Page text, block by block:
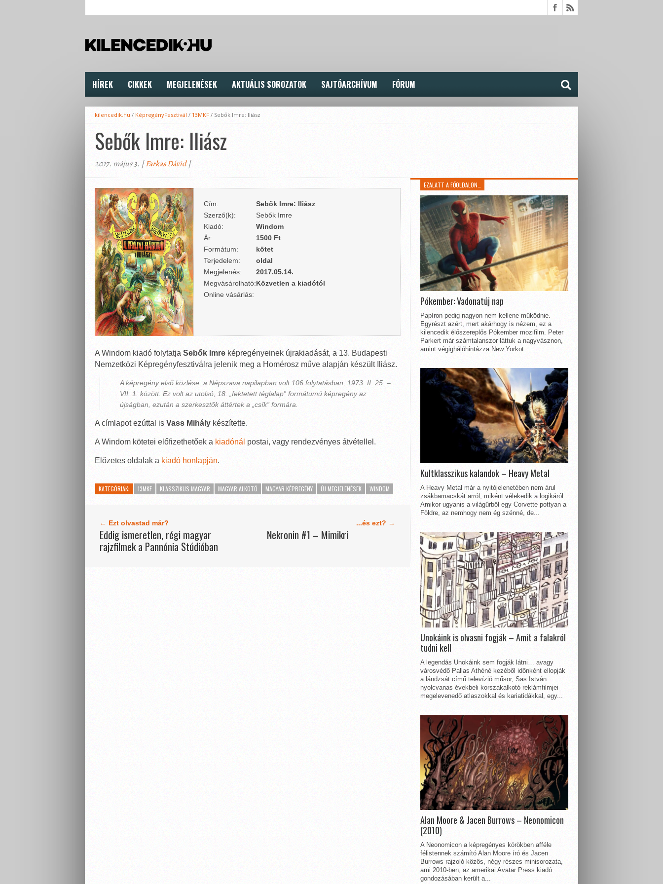
HÍREK CIKKEK MEGJELENÉSEK AKTUÁLIS SOROZATOK SAJTÓARCHÍVUM FÓRUM
kilencedik.hu / KépregényFesztivál / 13MKF / Sebők Imre: Iliász
Sebők Imre: Iliász
2017. május 3. |Farkas Dávid|
Cím:
Sebők Imre: Iliász
Szerző(k):
Sebők Imre
Kiadó:
Windom
Ár:
1500 Ft
Formátum:
kötet
Terjedelem:
oldal
Megjelenés:
2017.05.14.
Megvásárolható:Közvetlen a kiadótól
Online vásárlás:
A Windom kiadó folytatja Sebők Imreképregényeinek újrakiadását, a 13. Budapesti
Nemzetközi Képregényfesztiválra jelenik meg a Homérosz műve alapján készült Iliász.
A képregény első közlése, a Népszava napilapban volt 106 folytatásban, 1973. II. 25. –
VII. 1. között. Ez volt az utolsó, 18. „fektetett téglalap” formátumú képregény az
újságban, ezután a szerkesztők áttértek a „csík” formára.
A címlapot ezúttal is Vass Mihálykészítette.
A Windom kötetei előfizethetőek a kiadónál postai, vagy rendezvényes átvétellel.
Előzetes oldalak a kiadó honlapján.
KATEGÓRIÁK: 13MKF KLASSZIKUS MAGYAR MAGYAR ALKOTÓ MAGYAR KÉPREGÉNY ÚJ MEGJELENÉSEK WINDOM
← Ezt olvastad már?
Eddig ismeretlen, régi magyar
rajzfilmek a Pannónia Stúdióban
...és ezt? →
Nekronin #1 – Mimikri
EZALATT A FŐOLDALON…
Pókember: Vadonatúj nap
Papíron pedig nagyon nem kellene működnie.
Egyrészt azért, mert akárhogy is nézem, ez a
kilencedik élőszereplős Pókember mozifilm. Peter
Parkert már számtalanszor láttuk a nagyvásznon,
amint végighálóhintázza New Yorkot...
Kultklasszikus kalandok – Heavy Metal
A Heavy Metal már a nyitójelenetében nem árul
zsákbamacskát arról, miként vélekedik a logikáról.
Amikor ugyanis a világűrből egy Corvette pottyan a
Földre, az nemhogy nem ég szénné, de...
Unokáink is olvasni fogják – Amit a falakról
tudni kell
A legendás Unokáink sem fogják látni… avagy
városvédő Pallas Athéné kezéből időnként ellopják
a lándzsát című televízió műsor, Sas István
nyolcvanas évekbeli korszakalkotó reklámfilmjei
megelevenedő atlaszokkal és kariatidákkal, egy...
Alan Moore & Jacen Burrows – Neonomicon
(2010)
A Neonomicon a képregényes körökben afféle
félistennek számító Alan Moore író és Jacen
Burrows rajzoló közös, négy részes minisorozata,
ami 2010-ben, az amerikai Avatar Press kiadó
gondozásában került a...